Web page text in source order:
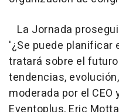
La Jornada
'¿Se puede planificar
tratará sobre el
tendencias,
moderada por el